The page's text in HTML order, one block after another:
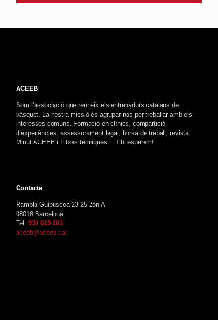
ACEEB
Som l’associació que reuneix els entrenadors catalans de
bàsquet. La nostra missió és agrupar-nos per treballar amb els
interessos comuns. Formació en clínics, compartició
d’experiències, assessorament legal, borsa de treball, revista
Minut ACEEB i Fitxes tècniques… T’hi esperem!
Contacte
Rambla Guipúscoa 23-25 2ón A
08018 Barcelona
Tel. 930 019 203
aceeb@aceeb.cat